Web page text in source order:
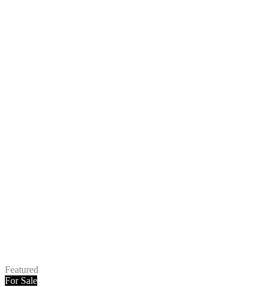
Featured
For Sale